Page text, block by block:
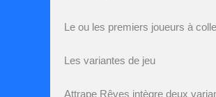
Le ou les premiers joueurs à
Les variantes de jeu
Attrape Rêves intègre deux